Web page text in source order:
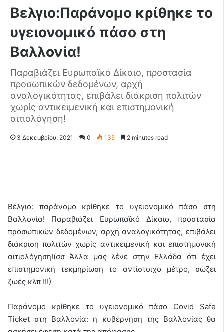
Bελγιο:Παράνομο κρίθηκε το
υγειονομικό πάσο στη
Βαλλονία!
Παραβιάζει Ευρωπαϊκό Δίκαιο, προστασία
προσωπικών δεδομένων, αρχή
αναλογικότητας, επιβάλει διάκριση πολιτών
χωρίς αντικειμενική και επιστημονική
αιτιολόγηση!
3 Δεκεμβρίου, 2021 0 135 2 minutes read
Βέλγιο: παράνομο κρίθηκε το υγειονομικό πάσο στη
Βαλλονία! Παραβιάζει Ευρωπαϊκό Δίκαιο, προστασία
προσωπικών δεδομένων, αρχή αναλογικότητας, επιβάλει
διάκριση πολιτών χωρίς αντικειμενική και επιστημονική
αιτιολόγηση!(σσ Άλλα μας λένε στην Ελλάδα ότι έχει
επιστημονική τεκμηρίωση το αντίστοιχο μέτρο, σώζει
ζωές κλπ !!!)
Παράνομο κρίθηκε το υγειονομικό πάσο Covid Safe
Ticket στη Βαλλονία: η κυβέρνηση της Βαλλονίας θα